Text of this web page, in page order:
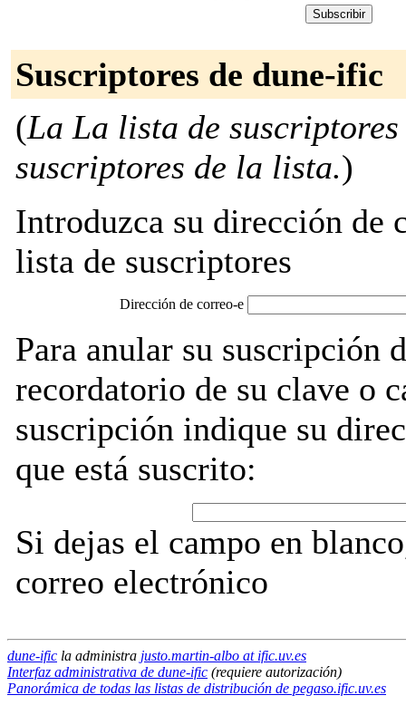
Suscriptores de dune-ific
(La La lista de
suscriptores de la lista.)
Introduzca su dirección de
lista de suscriptores
Dirección de correo-e
Para anular su suscripción
recordatorio de su clave o
suscripción indique su
que está suscrito:
Si dejas el campo en
correo electrónico
dune-ific la administra justo.martin-albo at ific.uv.es
Interfaz administrativa de dune-ific (requiere autorización)
Panorámica de todas las listas de distribución de pegaso.ific.uv.es